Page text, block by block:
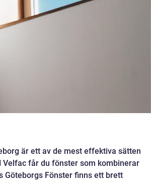
är ett av de mest effektiva sätten
får du fönster som kombinerar
Göteborgs Fönster finns ett brett